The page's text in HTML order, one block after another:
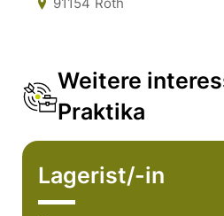
Weitere
Praktika
Lagerist/-in